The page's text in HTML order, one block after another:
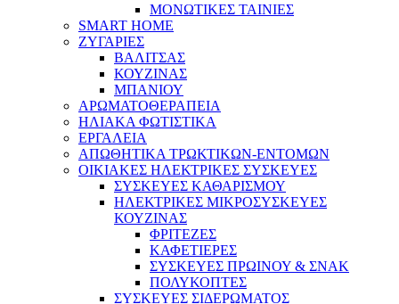
ΜΟΝΩΤΙΚΕΣ ΤΑΙΝΙΕΣ
SMART HOME
ΖΥΓΑΡΙΕΣ
ΒΑΛΙΤΣΑΣ
ΚΟΥΖΙΝΑΣ
ΜΠΑΝΙΟΥ
ΑΡΩΜΑΤΟΘΕΡΑΠΕΙΑ
ΗΛΙΑΚΑ ΦΩΤΙΣΤΙΚΑ
ΕΡΓΑΛΕΙΑ
ΑΠΩΘΗΤΙΚΑ ΤΡΩΚΤΙΚΩΝ-ΕΝΤΟΜΩΝ
ΟΙΚΙΑΚΕΣ ΗΛΕΚΤΡΙΚΕΣ ΣΥΣΚΕΥΕΣ
ΣΥΣΚΕΥΕΣ ΚΑΘΑΡΙΣΜΟΥ
ΗΛΕΚΤΡΙΚΕΣ ΜΙΚΡΟΣΥΣΚΕΥΕΣ
ΚΟΥΖΙΝΑΣ
ΦΡΙΤΕΖΕΣ
ΚΑΦΕΤΙΕΡΕΣ
ΣΥΣΚΕΥΕΣ ΠΡΩΙΝΟΥ & ΣΝΑΚ
ΠΟΛΥΚΟΠΤΕΣ
ΣΥΣΚΕΥΕΣ ΣΙΔΕΡΩΜΑΤΟΣ